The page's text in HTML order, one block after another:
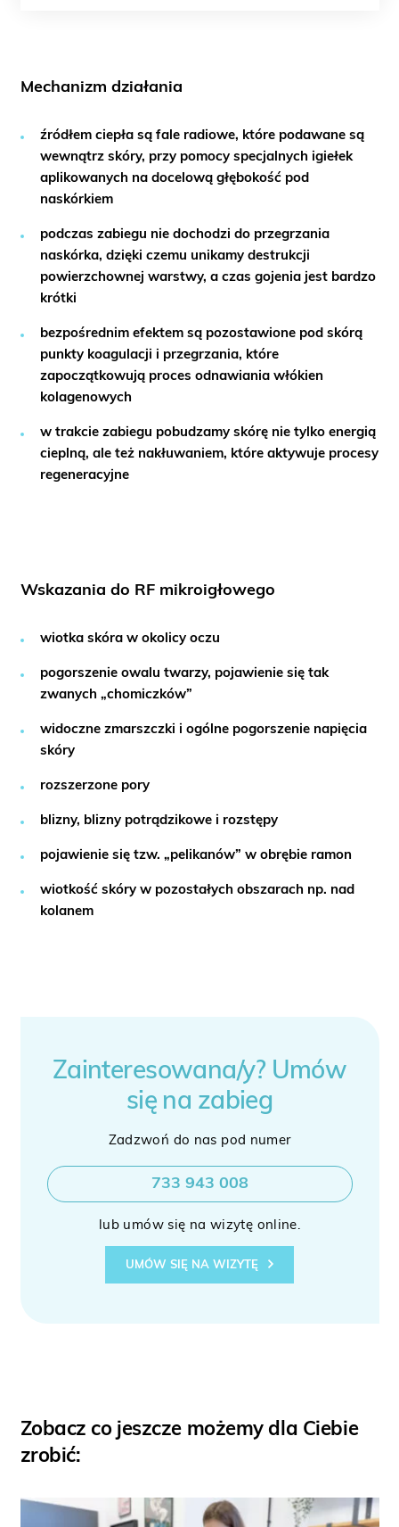
Mechanizm działania
źródłem ciepła są fale radiowe, które podawane są
wewnątrz skóry, przy pomocy specjalnych igiełek
aplikowanych na docelową głębokość pod
naskórkiem
podczas zabiegu nie dochodzi do przegrzania
naskórka, dzięki czemu unikamy destrukcji
powierzchownej warstwy, a czas gojenia jest bardzo
krótki
bezpośrednim efektem są pozostawione pod skórą
punkty koagulacji i przegrzania, które
zapoczątkowują proces odnawiania włókien
kolagenowych
w trakcie zabiegu pobudzamy skórę nie tylko energią
cieplną, ale też nakłuwaniem, które aktywuje procesy
regeneracyjne
Wskazania do RF mikroigłowego
wiotka skóra w okolicy oczu
pogorszenie owalu twarzy, pojawienie się tak
zwanych „chomiczków”
widoczne zmarszczki i ogólne pogorszenie napięcia
skóry
rozszerzone pory
blizny, blizny potrądzikowe i rozstępy
pojawienie się tzw. „pelikanów” w obrębie ramon
wiotkość skóry w pozostałych obszarach np. nad
kolanem
Zainteresowana/y? Umów
się na zabieg
Zadzwoń do nas pod numer
733 943 008
lub umów się na wizytę online.
UMÓW SIĘ NA WIZYTĘ
Zobacz co jeszcze możemy dla Ciebie
zrobić: